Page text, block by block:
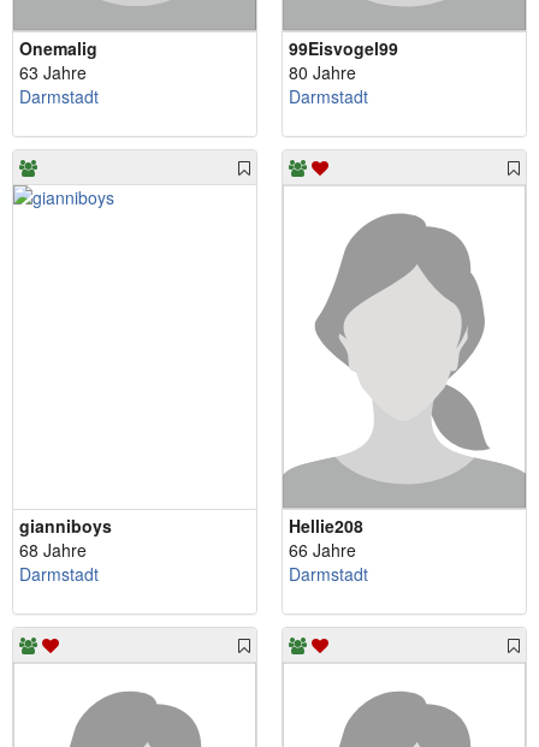
Onemalig
63 Jahre
Darmstadt
99Eisvogel99
80 Jahre
Darmstadt
gianniboys
68 Jahre
Darmstadt
Hellie208
66 Jahre
Darmstadt